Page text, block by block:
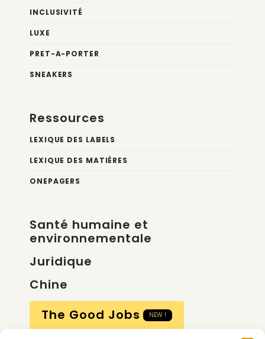
INCLUSIVITÉ
LUXE
PRET-A-PORTER
SNEAKERS
Ressources
LEXIQUE DES LABELS
LEXIQUE DES MATIÈRES
ONEPAGERS
Santé humaine et
environnementale
Juridique
Chine
The Good Jobs
NEW !